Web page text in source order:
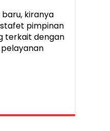
kiranya
pimpinan
terkait dengan